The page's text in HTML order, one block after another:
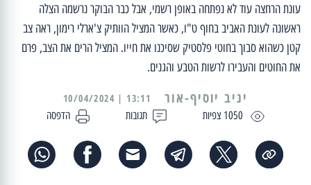
עונת הרחצה עוד לא נפתחה באופן רשמי, אבל כבר הבוקר נרשמה הצלה
ראשונה לעונת האביב בחוף ט"ו, כאשר המציל הוותיק צ'ארלי רימון, ראה צב
קטן כשהוא סבוך בחוטי פלסטיק שסיכנו את חייו. המציל הרים את הצב, פרם
את החוטים והעבירו לרשות הטבע והגנים.
1050 צפיות תגובות הדפסה
יניב יוסיף-אור 13:11 | 10/04/2024